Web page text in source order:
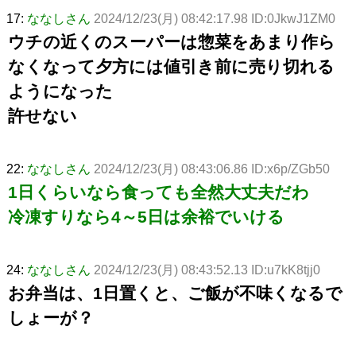
17: ななしさん 2024/12/23(月) 08:42:17.98 ID:0JkwJ1ZM0
ウチの近くのスーパーは惣菜をあまり作ら
なくなって夕方には値引き前に売り切れる
ようになった
許せない
22: ななしさん 2024/12/23(月) 08:43:06.86 ID:x6p/ZGb50
1日くらいなら食っても全然大丈夫だわ
冷凍すりなら4～5日は余裕でいける
24: ななしさん 2024/12/23(月) 08:43:52.13 ID:u7kK8tjj0
お弁当は、1日置くと、ご飯が不味くなるで
しょーが？